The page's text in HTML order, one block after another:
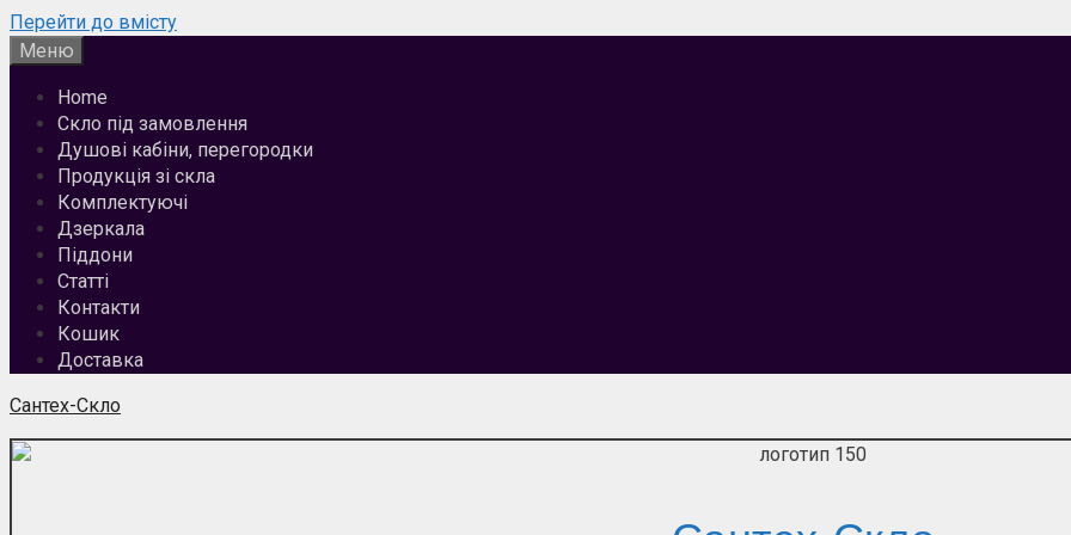
Перейти до вмісту
Меню
Home
Скло під замовлення
Душові кабіни, перегородки
Продукція зі скла
Комплектуючі
Дзеркала
Піддони
Статті
Контакти
Кошик
Доставка
Сантех-Скло